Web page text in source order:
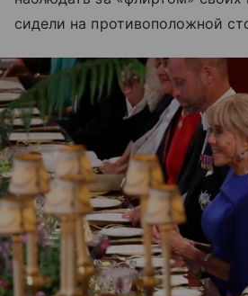
сидели на противоположной